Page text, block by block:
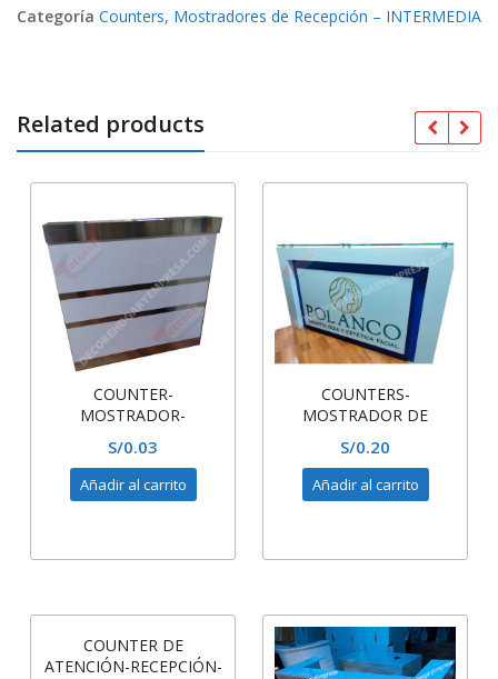
Categoría Counters, Mostradores de Recepción – INTERMEDIA
Related products
COUNTER-
MOSTRADOR-
MELAMINA,BLANCA
S/0.03
Añadir al carrito
COUNTERS-
MOSTRADOR DE
S/0.20
Añadir al carrito
COUNTER DE
ATENCIÓN-RECEPCIÓN-